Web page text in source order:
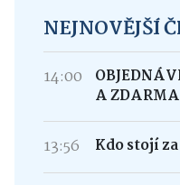
NEJNOVĚJŠÍ
14:00
A ZDARMA
13:56 Kdo stojí